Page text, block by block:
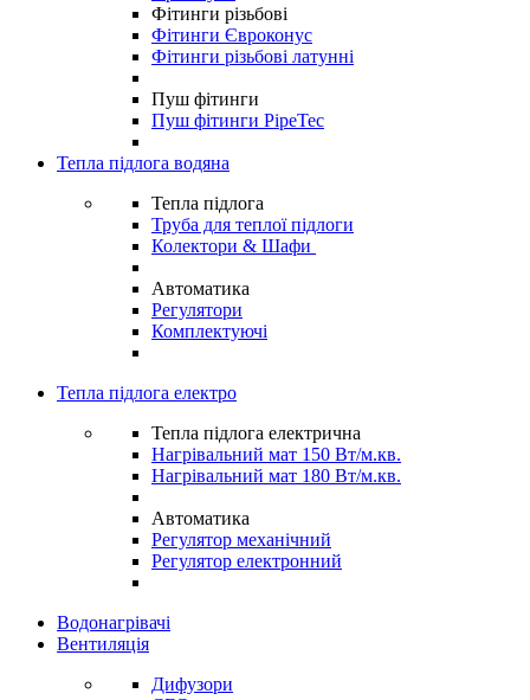
Фітинги різьбові
Фітинги Євроконус
Фітинги різьбові латунні
Пуш фітинги
Пуш фітинги PipeTec
Тепла підлога водяна
Тепла підлога
Труба для теплої підлоги
Колектори & Шафи
Автоматика
Регулятори
Комплектуючі
Тепла підлога електро
Тепла підлога електрична
Нагрівальний мат 150 Вт/м.кв.
Нагрівальний мат 180 Вт/м.кв.
Автоматика
Регулятор механічний
Регулятор електронний
Водонагрівачі
Вентиляція
Дифузори